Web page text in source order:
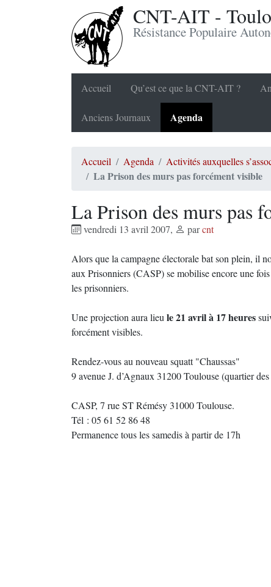
CNT-AIT -
Résistance Populaire
Accueil Qu’est ce que la CNT-AIT ?
Anciens Journaux Agenda
Accueil Agenda Activités auxquelles
La Prison des murs pas forcément visible
La Prison des murs pas
vendredi 13 avril 2007, parcnt
Alors que la campagne électorale bat son plein, il
aux Prisonniers (CASP) se mobilise encore une
les prisonniers.
Une projection aura lieu le 21 avril à 17 heures
forcément visibles.
Rendez-vous au nouveau squatt "Chaussas"
9 avenue J. d’Agnaux 31200 Toulouse (quartier
CASP, 7 rue ST Rémésy 31000 Toulouse.
Tél : 05 61 52 86 48
Permanence tous les samedis à partir de 17h